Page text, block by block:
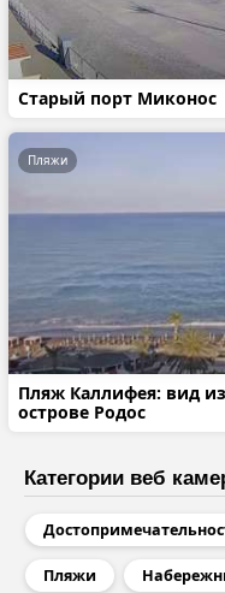
Старый порт Миконос
Пляж Каллифея: вид
острове Родос
Пляжи
Категории веб
Пляжи